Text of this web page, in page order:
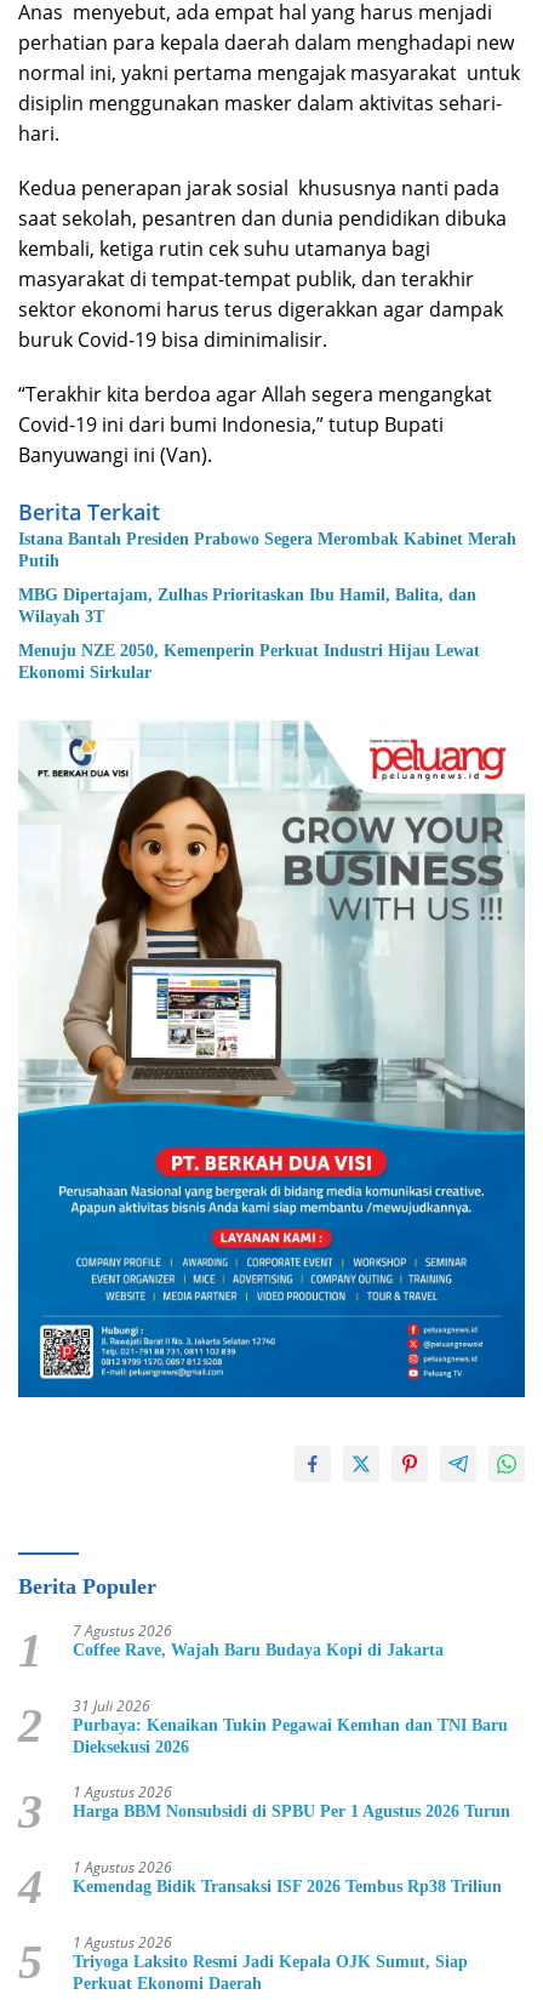
Anas menyebut, ada empat hal yang harus menjadi
perhatian para kepala daerah dalam menghadapi new
normal ini, yakni pertama mengajak masyarakat untuk
disiplin menggunakan masker dalam aktivitas sehari-
hari.
Kedua penerapan jarak sosial khususnya nanti pada
saat sekolah, pesantren dan dunia pendidikan dibuka
kembali, ketiga rutin cek suhu utamanya bagi
masyarakat di tempat-tempat publik, dan terakhir
sektor ekonomi harus terus digerakkan agar dampak
buruk Covid-19 bisa diminimalisir.
“Terakhir kita berdoa agar Allah segera mengangkat
Covid-19 ini dari bumi Indonesia,” tutup Bupati
Banyuwangi ini (Van).
Berita Terkait
Istana Bantah Presiden Prabowo Segera Merombak Kabinet Merah
Putih
MBG Dipertajam, Zulhas Prioritaskan Ibu Hamil, Balita, dan
Wilayah 3T
Menuju NZE 2050, Kemenperin Perkuat Industri Hijau Lewat
Ekonomi Sirkular
Berita Populer
1 7 Agustus 2026
Coffee Rave, Wajah Baru Budaya Kopi di Jakarta
2 31 Juli 2026
Purbaya: Kenaikan Tukin Pegawai Kemhan dan TNI Baru
Dieksekusi 2026
3 1 Agustus 2026
Harga BBM Nonsubsidi di SPBU Per 1 Agustus 2026 Turun
4 1 Agustus 2026
Kemendag Bidik Transaksi ISF 2026 Tembus Rp38 Triliun
5 1 Agustus 2026
Triyoga Laksito Resmi Jadi Kepala OJK Sumut, Siap
Perkuat Ekonomi Daerah